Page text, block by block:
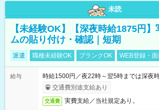
未読
【未経験OK】【深夜時給1875円
ムの貼り付け・確認｜短期
派遣 職種未経験OK ブランクOK WEB登録・
給与
時給1500円／夜22時～翌5時までは深夜
交通費別途支給あり
交通費 実費支給／当社規定あり。